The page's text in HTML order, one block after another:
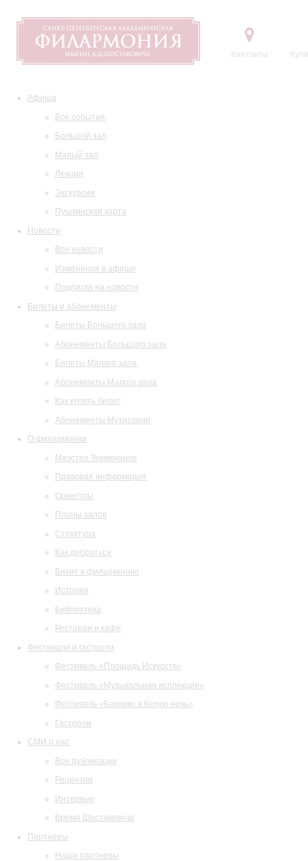
Контакты
Афиша
Все события
Большой зал
Малый зал
Лекции
Экскурсии
Пушкинская карта
Новости
Все новости
Изменения в афише
Подписка на новости
Билеты и абонементы
Билеты Большого зала
Абонементы Большого зала
Билеты Малого зала
Абонементы Малого зала
Как купить билет
Абонементы Музитория
О филармонии
Маэстро Темирканов
Правовая информация
Оркестры
Планы залов
Структура
Как добраться
Визит в филармонию
История
Библиотека
Ресторан и кафе
Фестивали и гастроли
Фестиваль «Площадь Искусств»
Фестиваль «Музыкальная коллекция»
Фестиваль «Барокко в белую ночь»
Гастроли
СМИ о нас
Все публикации
Рецензии
Интервью
Время Шостаковича
Партнеры
Наши партнеры